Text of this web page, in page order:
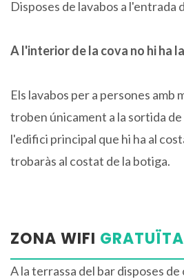
Disposes de lavabos a l'entrada
A l'interior de la cova no hi ha
Els lavabos per a persones amb
troben únicament a la sortida de
l'edifici principal que hi ha al
trobaràs al costat de la botiga.
ZONA WIFI GRATUÏTA
A la terrassa del bar disposes